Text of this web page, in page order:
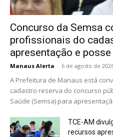
Concurso da Semsa
profissionais do
apresentação e posse
Manaus Alerta - 6 de agosto de
A Prefeitura de Manaus está
cadastro reserva do concurso
Saúde (Semsa) para
TCE-AM
recursos